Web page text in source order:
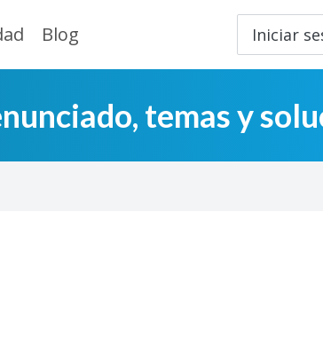
Blog Iniciar
temas y